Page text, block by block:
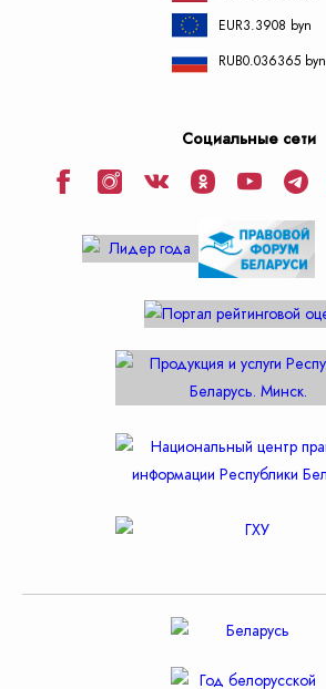
EUR3.3908 byn
RUB0.036365 byn
Социальные сети